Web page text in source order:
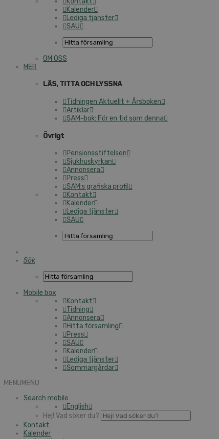
Kalender
Lediga tjänster
SAU
OM OSS
MER
LÄS, TITTA OCH LYSSNA
Tidningen Aktuellt + Årsboken
Artiklar
SAM-bok: För en tid som denna
Övrigt
Pensionsstiftelsen
Sjukhuskyrkan
Annonsera
Press
SAM:s grafiska profil
Kontakt
Kalender
Lediga tjänster
SAU
Sök
Mobile box
Kontakt
Tidning
Annonsera
Hitta församling
Press
SAU
Kalender
Lediga tjänster
Sommargårdar
MENUMENU
Search mobile
English
Hej! Vad söker du?
Kontakt
Kalender